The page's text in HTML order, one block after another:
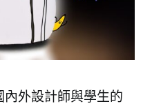
外設計師與學生的